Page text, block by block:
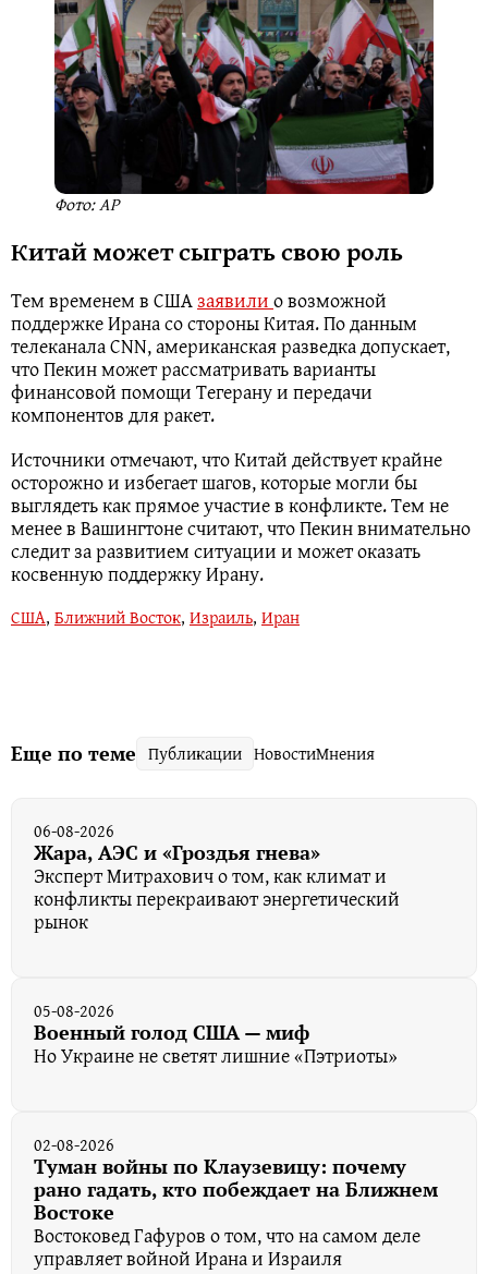
Фото: AP
Китай может сыграть свою роль
Тем временем в СШАзаявилио возможной
поддержке Ирана со стороны Китая. По данным
телеканала CNN, американская разведка допускает,
что Пекин может рассматривать варианты
финансовой помощи Тегерану и передачи
компонентов для ракет.
Источники отмечают, что Китай действует крайне
осторожно и избегает шагов, которые могли бы
выглядеть как прямое участие в конфликте. Тем не
менее в Вашингтоне считают, что Пекин внимательно
следит за развитием ситуации и может оказать
косвенную поддержку Ирану.
США, Ближний Восток, Израиль, Иран
Еще по теме Публикации НовостиМнения
06-08-2026
Жара, АЭС и «Гроздья гнева»
Эксперт Митрахович о том, как климат и
конфликты перекраивают энергетический
рынок
05-08-2026
Военный голод США — миф
Но Украине не светят лишние «Пэтриоты»
02-08-2026
Туман войны по Клаузевицу: почему
рано гадать, кто побеждает на Ближнем
Востоке
Востоковед Гафуров о том, что на самом деле
управляет войной Ирана и Израиля